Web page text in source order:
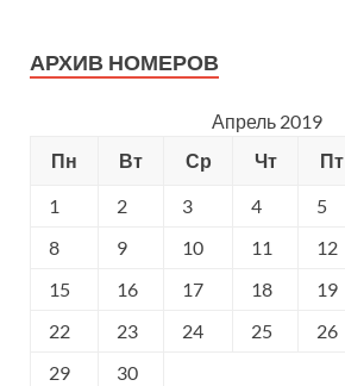
АРХИВ НОМЕРОВ
Апрель 2019
Пн
Вт Ср Чт Пт
1
2 3 4 5
8
9 10 11 12
15
16 17 18 19
22
23 24 25 26
29
30